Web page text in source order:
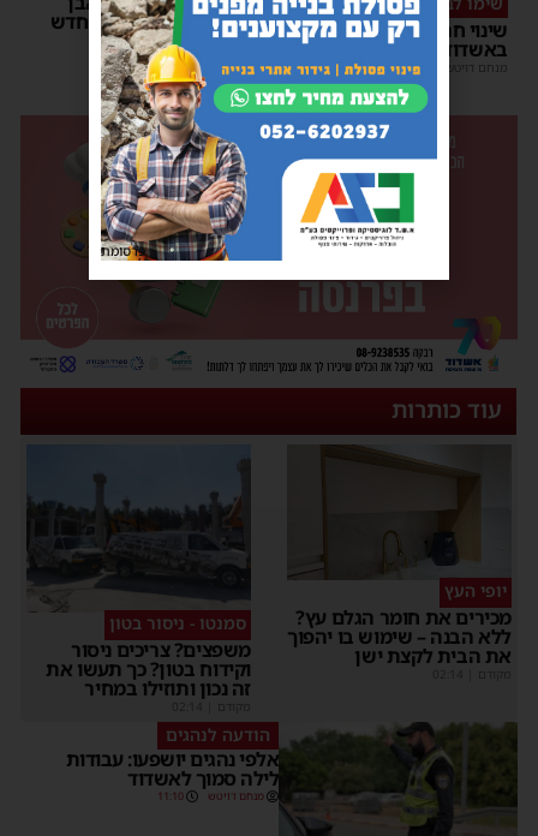
שינוי חריג במועד השוק
באשדוד – זה התאריך החדש
מנחם דויטש 16:07
פינה למתקן הבידוק החדש
בבית המכס אשדוד
15:37
עוד כותרות
יופי העץ
מכירים את חומר הגלם עץ?
ללא הבנה – שימוש בו יהפוך
את הבית לקצת ישן
מקודם
סמנטו - ניסור בטון
משפצים? צריכים ניסור
וקידוח בטון? כך תעשו את
זה נכון ותוזילו במחיר
מקודם
הודעה לנהגים
אלפי נהגים יושפעו: עבודות
לילה סמוך לאשדוד
מנחם דויטש 11:10
פרסומת